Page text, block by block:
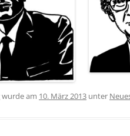
wurde am 10. März 2013 unter